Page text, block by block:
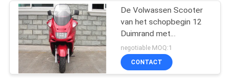
Go-kart Met fouten
De Volwassen Scooter
van het schopbegin 12
Duimrand met
Kleurkwaliteit Dubbele
Achterschok
negotiable MOQ:1
CONTACT